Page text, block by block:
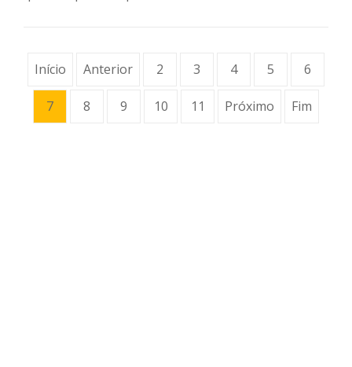
Início Anterior 2 3 4 5 6
7 8 9 10 11 Próximo Fim